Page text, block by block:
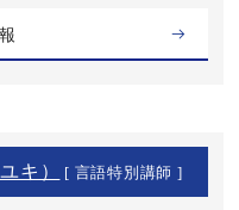
キ） [ 言語特別講師 ]